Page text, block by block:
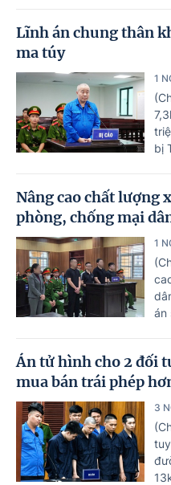
Lĩnh án chung thân
ma túy
1
bị
Nâng cao chất lượng
phòng, chống mại
1
án
Án tử hình cho 2 đối
mua bán trái phép
3